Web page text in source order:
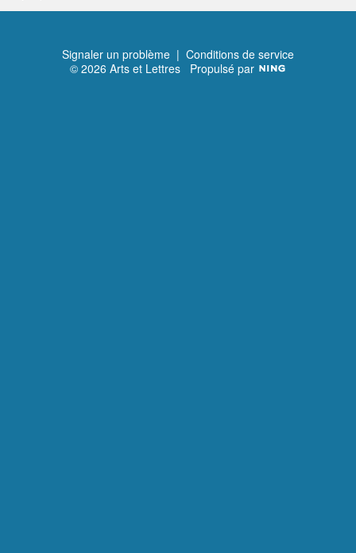
Signaler un problème | Conditions de service
© 2026 Arts et Lettres Propulsé par